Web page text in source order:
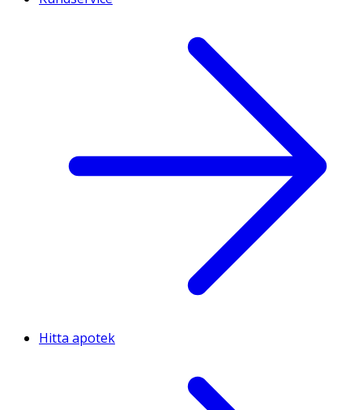
Hitta apotek